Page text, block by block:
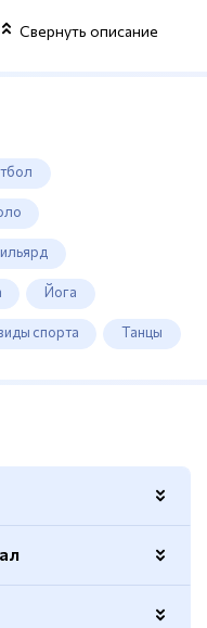
Свернуть описание
Йога
спорта Танцы